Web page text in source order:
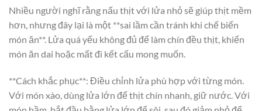
Nhiều người nghĩ rằng nấu thịt với lửa nhỏ sẽ giúp thịt mềm
hơn, nhưng đây lại là một **sai lầm cần tránh khi chế biến
món ăn**. Lửa quá yếu không đủ để làm chín đều thịt, khiến
món ăn dai hoặc mất đi kết cấu mong muốn.
**Cách khắc phục**: Điều chỉnh lửa phù hợp với từng món.
Với món xào, dùng lửa lớn để thịt chín nhanh, giữ nước. Với